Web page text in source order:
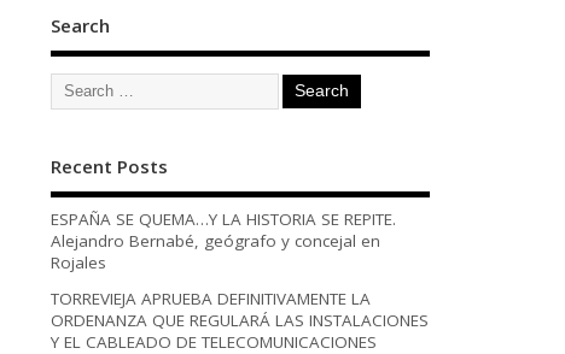
Search
Recent Posts
ESPAÑA SE QUEMA…Y LA HISTORIA SE REPITE.
Alejandro Bernabé, geógrafo y concejal en
Rojales
TORREVIEJA APRUEBA DEFINITIVAMENTE LA
ORDENANZA QUE REGULARÁ LAS INSTALACIONES
Y EL CABLEADO DE TELECOMUNICACIONES